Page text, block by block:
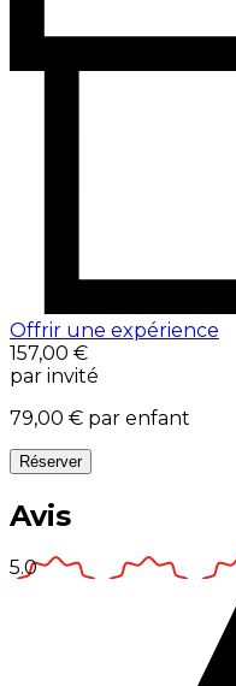
Offrir une expérience
157,00 €
par invité
79,00 € par enfant
Réserver
Avis
5.0